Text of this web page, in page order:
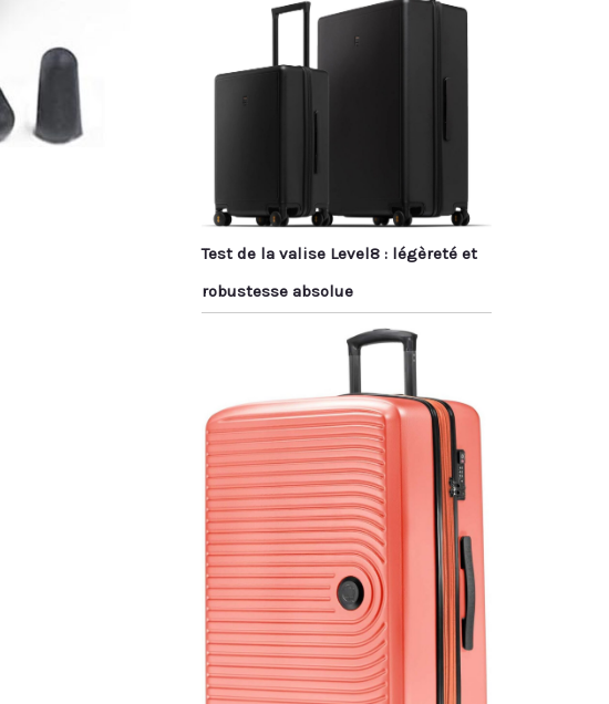
Test de la valise Level8 : légèreté et
robustesse absolue